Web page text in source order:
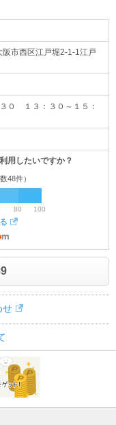
阪市西区江戸堀2-1-1江戸
０ １３：３０～１５：
用したいですか？
48件）
80 100
せ